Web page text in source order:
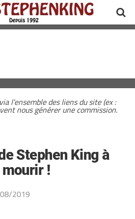
l'ensemble des liens du site (ex :
nous générer une commission.
Stephen King à
mourir !
2019